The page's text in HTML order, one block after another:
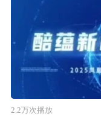
2.2万次播放